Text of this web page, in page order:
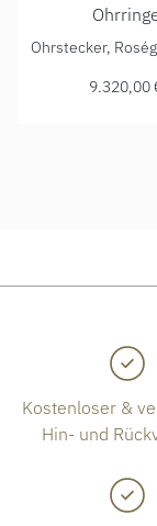
Chopard
Ohrstecker,
9.320,00
Kostenloser &
Hin- und